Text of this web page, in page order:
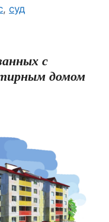
, суд
с
домом